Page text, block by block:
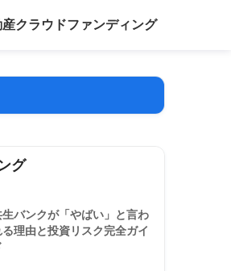
クラウドファンディング
グ
生バンクが「やばい」と言わ
る理由と投資リスク完全ガイ